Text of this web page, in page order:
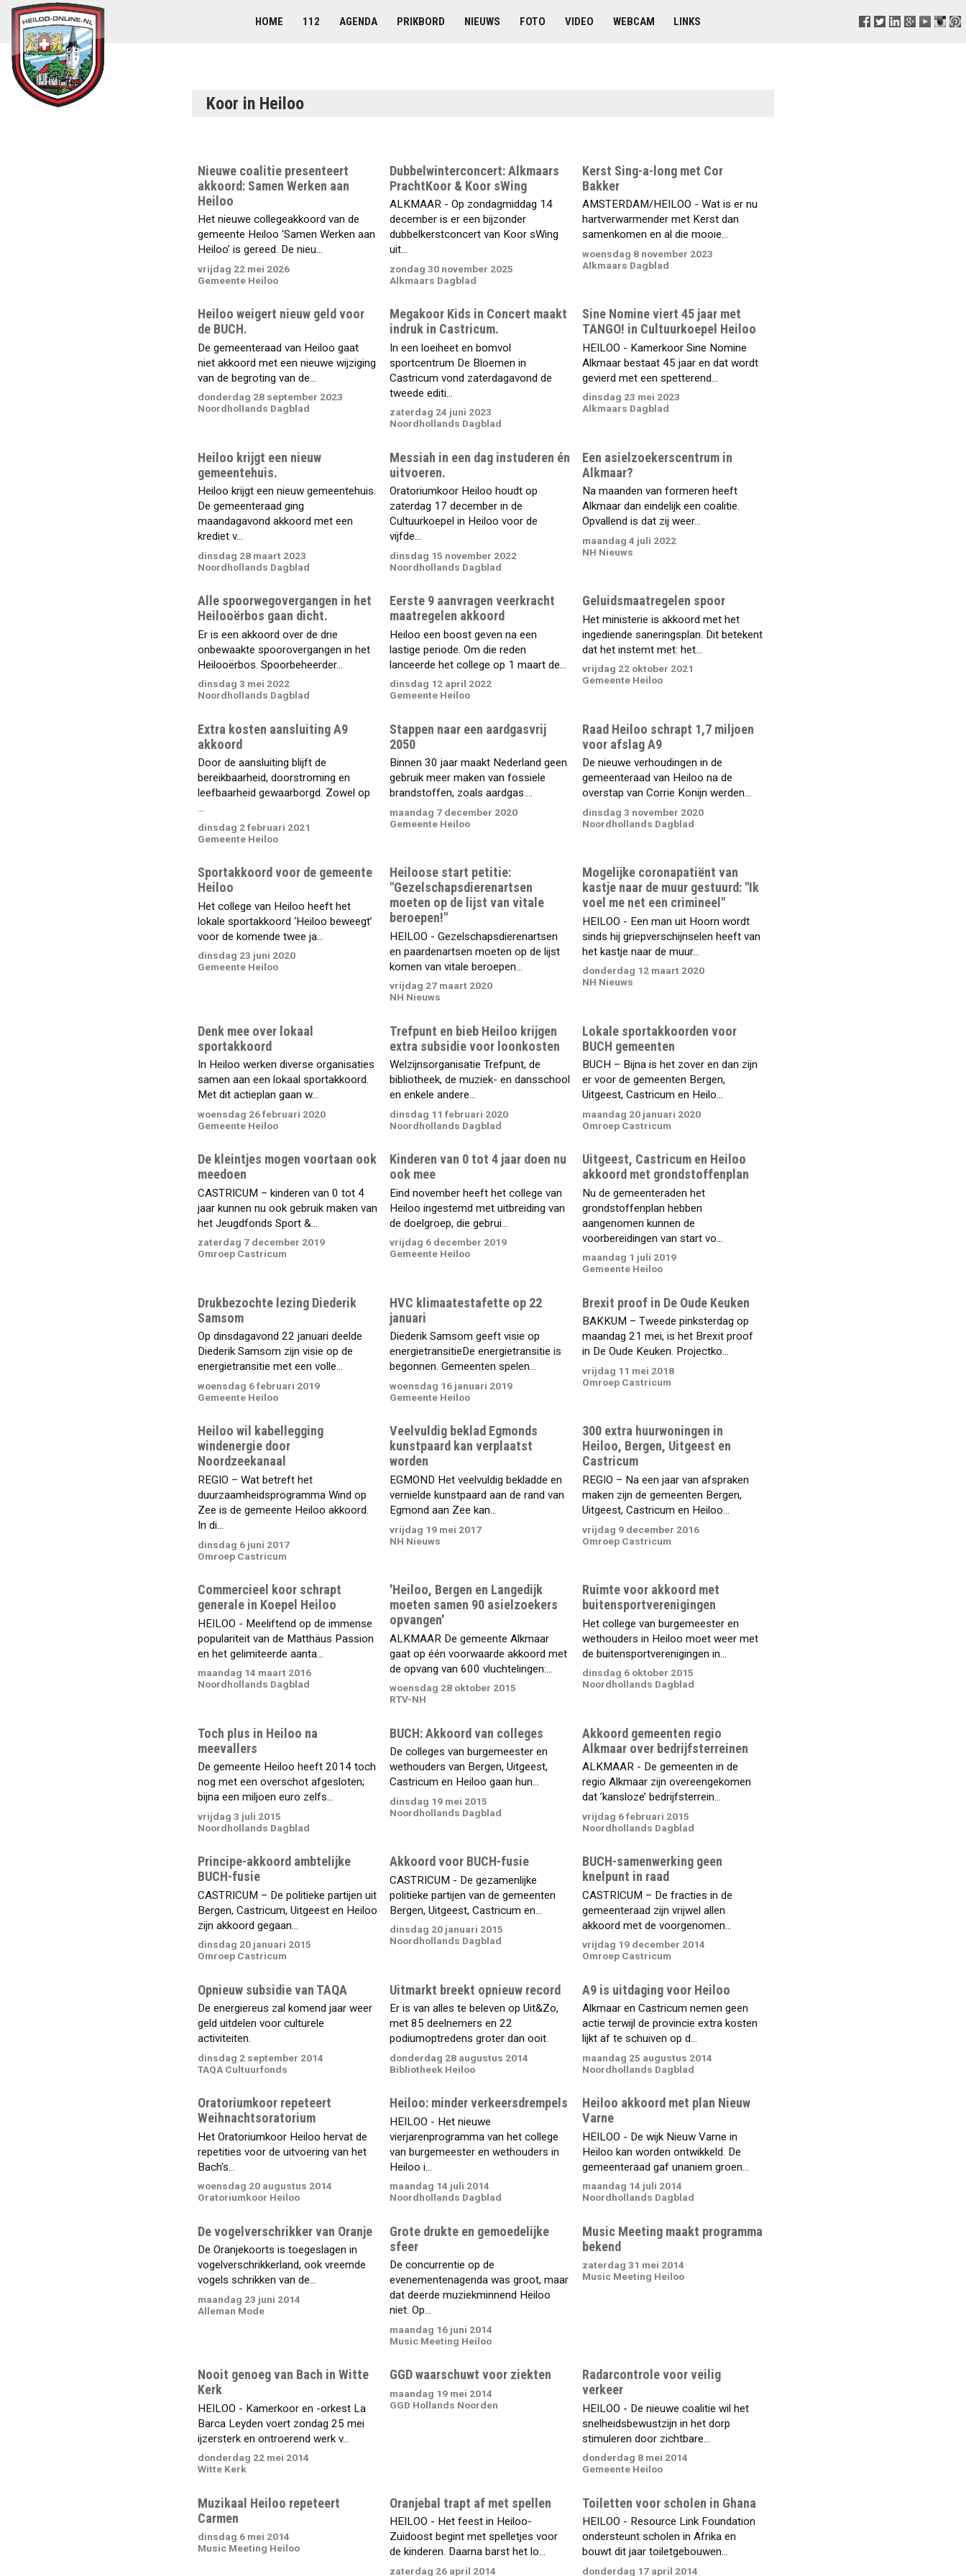
HOME 112 AGENDA PRIKBORD NIEUWS FOTO VIDEO WEBCAM LINKS
Koor in Heiloo
Nieuwe coalitie presenteert
akkoord: Samen Werken aan
Heiloo
Het nieuwe collegeakkoord van de
gemeente Heiloo ‘Samen Werken aan
Heiloo’ is gereed. De nieu...
vrijdag 22 mei 2026
Gemeente Heiloo
Dubbelwinterconcert: Alkmaars
PrachtKoor & Koor sWing
ALKMAAR - Op zondagmiddag 14
december is er een bijzonder
dubbelkerstconcert van Koor sWing
uit...
zondag 30 november 2025
Alkmaars Dagblad
Kerst Sing-a-long met Cor
Bakker
AMSTERDAM/HEILOO - Wat is er nu
hartverwarmender met Kerst dan
samenkomen en al die mooie...
woensdag 8 november 2023
Alkmaars Dagblad
Heiloo weigert nieuw geld voor
de BUCH.
De gemeenteraad van Heiloo gaat
niet akkoord met een nieuwe wijziging
van de begroting van de...
donderdag 28 september 2023
Noordhollands Dagblad
Megakoor Kids in Concert maakt
indruk in Castricum.
In een loeiheet en bomvol
sportcentrum De Bloemen in
Castricum vond zaterdagavond de
tweede editi...
zaterdag 24 juni 2023
Noordhollands Dagblad
Sine Nomine viert 45 jaar met
TANGO! in Cultuurkoepel Heiloo
HEILOO - Kamerkoor Sine Nomine
Alkmaar bestaat 45 jaar en dat wordt
gevierd met een spetterend...
dinsdag 23 mei 2023
Alkmaars Dagblad
Heiloo krijgt een nieuw
gemeentehuis.
Heiloo krijgt een nieuw gemeentehuis.
De gemeenteraad ging
maandagavond akkoord met een
krediet v...
dinsdag 28 maart 2023
Noordhollands Dagblad
Messiah in een dag instuderen én
uitvoeren.
Oratoriumkoor Heiloo houdt op
zaterdag 17 december in de
Cultuurkoepel in Heiloo voor de
vijfde...
dinsdag 15 november 2022
Noordhollands Dagblad
Een asielzoekerscentrum in
Alkmaar?
Na maanden van formeren heeft
Alkmaar dan eindelijk een coalitie.
Opvallend is dat zij weer...
maandag 4 juli 2022
NH Nieuws
Alle spoorwegovergangen in het
Heilooërbos gaan dicht.
Er is een akkoord over de drie
onbewaakte spoorovergangen in het
Heilooërbos. Spoorbeheerder...
dinsdag 3 mei 2022
Noordhollands Dagblad
Eerste 9 aanvragen veerkracht
maatregelen akkoord
Heiloo een boost geven na een
lastige periode. Om die reden
lanceerde het college op 1 maart de...
dinsdag 12 april 2022
Gemeente Heiloo
Geluidsmaatregelen spoor
Het ministerie is akkoord met het
ingediende saneringsplan. Dit betekent
dat het instemt met: het...
vrijdag 22 oktober 2021
Gemeente Heiloo
Extra kosten aansluiting A9
akkoord
Door de aansluiting blijft de
bereikbaarheid, doorstroming en
leefbaarheid gewaarborgd. Zowel op
...
dinsdag 2 februari 2021
Gemeente Heiloo
Stappen naar een aardgasvrij
2050
Binnen 30 jaar maakt Nederland geen
gebruik meer maken van fossiele
brandstoffen, zoals aardgas....
maandag 7 december 2020
Gemeente Heiloo
Raad Heiloo schrapt 1,7 miljoen
voor afslag A9
De nieuwe verhoudingen in de
gemeenteraad van Heiloo na de
overstap van Corrie Konijn werden...
dinsdag 3 november 2020
Noordhollands Dagblad
Sportakkoord voor de gemeente
Heiloo
Het college van Heiloo heeft het
lokale sportakkoord ‘Heiloo beweegt’
voor de komende twee ja...
dinsdag 23 juni 2020
Gemeente Heiloo
Heiloose start petitie:
"Gezelschapsdierenartsen
moeten op de lijst van vitale
beroepen!"
HEILOO - Gezelschapsdierenartsen
en paardenartsen moeten op de lijst
komen van vitale beroepen...
vrijdag 27 maart 2020
NH Nieuws
Mogelijke coronapatiënt van
kastje naar de muur gestuurd: "Ik
voel me net een crimineel"
HEILOO - Een man uit Hoorn wordt
sinds hij griepverschijnselen heeft van
het kastje naar de muur...
donderdag 12 maart 2020
NH Nieuws
Denk mee over lokaal
sportakkoord
In Heiloo werken diverse organisaties
samen aan een lokaal sportakkoord.
Met dit actieplan gaan w...
woensdag 26 februari 2020
Gemeente Heiloo
Trefpunt en bieb Heiloo krijgen
extra subsidie voor loonkosten
Welzijnsorganisatie Trefpunt, de
bibliotheek, de muziek- en dansschool
en enkele andere...
dinsdag 11 februari 2020
Noordhollands Dagblad
Lokale sportakkoorden voor
BUCH gemeenten
BUCH – Bijna is het zover en dan zijn
er voor de gemeenten Bergen,
Uitgeest, Castricum en Heilo...
maandag 20 januari 2020
Omroep Castricum
De kleintjes mogen voortaan ook
meedoen
CASTRICUM – kinderen van 0 tot 4
jaar kunnen nu ook gebruik maken van
het Jeugdfonds Sport &...
zaterdag 7 december 2019
Omroep Castricum
Kinderen van 0 tot 4 jaar doen nu
ook mee
Eind november heeft het college van
Heiloo ingestemd met uitbreiding van
de doelgroep, die gebrui...
vrijdag 6 december 2019
Gemeente Heiloo
Uitgeest, Castricum en Heiloo
akkoord met grondstoffenplan
Nu de gemeenteraden het
grondstoffenplan hebben
aangenomen kunnen de
voorbereidingen van start vo...
maandag 1 juli 2019
Gemeente Heiloo
Drukbezochte lezing Diederik
Samsom
Op dinsdagavond 22 januari deelde
Diederik Samsom zijn visie op de
energietransitie met een volle...
woensdag 6 februari 2019
Gemeente Heiloo
HVC klimaatestafette op 22
januari
Diederik Samsom geeft visie op
energietransitieDe energietransitie is
begonnen. Gemeenten spelen...
woensdag 16 januari 2019
Gemeente Heiloo
Brexit proof in De Oude Keuken
BAKKUM – Tweede pinksterdag op
maandag 21 mei, is het Brexit proof
in De Oude Keuken. Projectko...
vrijdag 11 mei 2018
Omroep Castricum
Heiloo wil kabellegging
windenergie door
Noordzeekanaal
REGIO – Wat betreft het
duurzaamheidsprogramma Wind op
Zee is de gemeente Heiloo akkoord.
In di...
dinsdag 6 juni 2017
Omroep Castricum
Veelvuldig beklad Egmonds
kunstpaard kan verplaatst
worden
EGMOND Het veelvuldig bekladde en
vernielde kunstpaard aan de rand van
Egmond aan Zee kan...
vrijdag 19 mei 2017
NH Nieuws
300 extra huurwoningen in
Heiloo, Bergen, Uitgeest en
Castricum
REGIO – Na een jaar van afspraken
maken zijn de gemeenten Bergen,
Uitgeest, Castricum en Heiloo...
vrijdag 9 december 2016
Omroep Castricum
Commercieel koor schrapt
generale in Koepel Heiloo
HEILOO - Meeliftend op de immense
populariteit van de Matthäus Passion
en het gelimiteerde aanta...
maandag 14 maart 2016
Noordhollands Dagblad
'Heiloo, Bergen en Langedijk
moeten samen 90 asielzoekers
opvangen'
ALKMAAR De gemeente Alkmaar
gaat op één voorwaarde akkoord met
de opvang van 600 vluchtelingen:...
woensdag 28 oktober 2015
RTV-NH
Ruimte voor akkoord met
buitensportverenigingen
Het college van burgemeester en
wethouders in Heiloo moet weer met
de buitensportverenigingen in...
dinsdag 6 oktober 2015
Noordhollands Dagblad
Toch plus in Heiloo na
meevallers
De gemeente Heiloo heeft 2014 toch
nog met een overschot afgesloten;
bijna een miljoen euro zelfs...
vrijdag 3 juli 2015
Noordhollands Dagblad
BUCH: Akkoord van colleges
De colleges van burgemeester en
wethouders van Bergen, Uitgeest,
Castricum en Heiloo gaan hun...
dinsdag 19 mei 2015
Noordhollands Dagblad
Akkoord gemeenten regio
Alkmaar over bedrijfsterreinen
ALKMAAR - De gemeenten in de
regio Alkmaar zijn overeengekomen
dat ’kansloze’ bedrijfsterrein...
vrijdag 6 februari 2015
Noordhollands Dagblad
Principe-akkoord ambtelijke
BUCH-fusie
CASTRICUM – De politieke partijen uit
Bergen, Castricum, Uitgeest en Heiloo
zijn akkoord gegaan...
dinsdag 20 januari 2015
Omroep Castricum
Akkoord voor BUCH-fusie
CASTRICUM - De gezamenlijke
politieke partijen van de gemeenten
Bergen, Uitgeest, Castricum en...
dinsdag 20 januari 2015
Noordhollands Dagblad
BUCH-samenwerking geen
knelpunt in raad
CASTRICUM – De fracties in de
gemeenteraad zijn vrijwel allen
akkoord met de voorgenomen...
vrijdag 19 december 2014
Omroep Castricum
Opnieuw subsidie van TAQA
De energiereus zal komend jaar weer
geld uitdelen voor culturele
activiteiten.
dinsdag 2 september 2014
TAQA Cultuurfonds
Uitmarkt breekt opnieuw record
Er is van alles te beleven op Uit&Zo,
met 85 deelnemers en 22
podiumoptredens groter dan ooit.
donderdag 28 augustus 2014
Bibliotheek Heiloo
A9 is uitdaging voor Heiloo
Alkmaar en Castricum nemen geen
actie terwijl de provincie extra kosten
lijkt af te schuiven op d...
maandag 25 augustus 2014
Noordhollands Dagblad
Oratoriumkoor repeteert
Weihnachtsoratorium
Het Oratoriumkoor Heiloo hervat de
repetities voor de uitvoering van het
Bach's...
woensdag 20 augustus 2014
Oratoriumkoor Heiloo
Heiloo: minder verkeersdrempels
HEILOO - Het nieuwe
vierjarenprogramma van het college
van burgemeester en wethouders in
Heiloo i...
maandag 14 juli 2014
Noordhollands Dagblad
Heiloo akkoord met plan Nieuw
Varne
HEILOO - De wijk Nieuw Varne in
Heiloo kan worden ontwikkeld. De
gemeenteraad gaf unaniem groen...
maandag 14 juli 2014
Noordhollands Dagblad
De vogelverschrikker van Oranje
De Oranjekoorts is toegeslagen in
vogelverschrikkerland, ook vreemde
vogels schrikken van de...
maandag 23 juni 2014
Alleman Mode
Grote drukte en gemoedelijke
sfeer
De concurrentie op de
evenementenagenda was groot, maar
dat deerde muziekminnend Heiloo
niet. Op...
maandag 16 juni 2014
Music Meeting Heiloo
Music Meeting maakt programma
bekend
zaterdag 31 mei 2014
Music Meeting Heiloo
Nooit genoeg van Bach in Witte
Kerk
HEILOO - Kamerkoor en -orkest La
Barca Leyden voert zondag 25 mei
ijzersterk en ontroerend werk v...
donderdag 22 mei 2014
Witte Kerk
GGD waarschuwt voor ziekten
maandag 19 mei 2014
GGD Hollands Noorden
Radarcontrole voor veilig
verkeer
HEILOO - De nieuwe coalitie wil het
snelheidsbewustzijn in het dorp
stimuleren door zichtbare...
donderdag 8 mei 2014
Gemeente Heiloo
Muzikaal Heiloo repeteert
Carmen
dinsdag 6 mei 2014
Music Meeting Heiloo
Oranjebal trapt af met spellen
HEILOO - Het feest in Heiloo-
Zuidoost begint met spelletjes voor
de kinderen. Daarna barst het lo...
zaterdag 26 april 2014
Toiletten voor scholen in Ghana
HEILOO - Resource Link Foundation
ondersteunt scholen in Afrika en
bouwt dit jaar toiletgebouwen...
donderdag 17 april 2014